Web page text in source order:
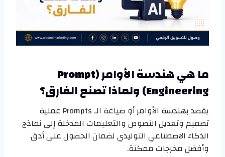
ما هي هندسة الأوامر (Prompt
Engineering) ولماذا تصنع الفارق؟
يقصد بهندسة الأوامر أو صياغة الـ Prompts عملية
تصميم وتعديل النصوص والتعليمات المدخلة إلى نماذج
الذكاء الاصطناعي التوليدي لضمان الحصول على أدق
وأفضل مخرجات ممكنة.